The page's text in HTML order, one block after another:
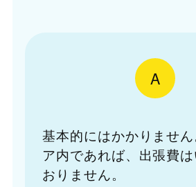
A
基本的にはかかりませ
ア内であれば、出張費
おりません。